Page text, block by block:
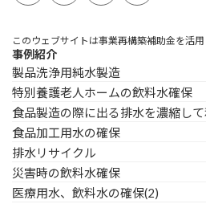
このウェブサイトは事業再構築補助金を活用
事例紹介
製品洗浄用純水製造
特別養護老人ホームの飲料水確保
食品製造の際に出る排水を濃縮し
食品加工用水の確保
排水リサイクル
災害時の飲料水確保
医療用水、飲料水の確保(2)